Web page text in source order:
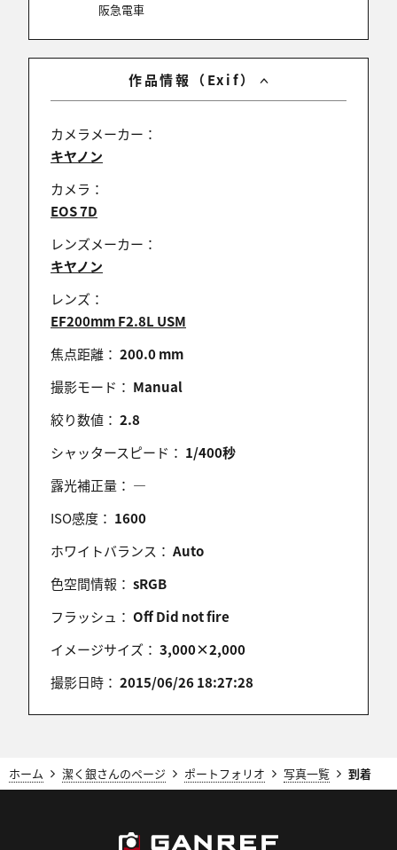
阪急電車
作品情報（Exif）
カメラメーカー：
キヤノン
カメラ：
EOS 7D
レンズメーカー：
キヤノン
レンズ：
EF200mm F2.8L USM
焦点距離： 200.0 mm
撮影モード： Manual
絞り数値： 2.8
シャッタースピード： 1/400秒
露光補正量： ―
ISO感度： 1600
ホワイトバランス： Auto
色空間情報： sRGB
フラッシュ： Off Did not fire
イメージサイズ： 3,000×2,000
撮影日時： 2015/06/26 18:27:28
ホーム 潔く銀さんのページ ポートフォリオ 写真一覧 到着